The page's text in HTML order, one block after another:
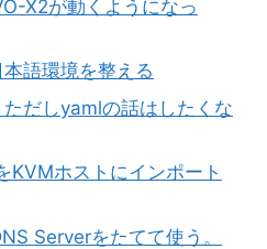
X2が動くようになっ
語環境を整える
だしyamlの話はしたくな
ホストにインポート
Serverをたてて使う。